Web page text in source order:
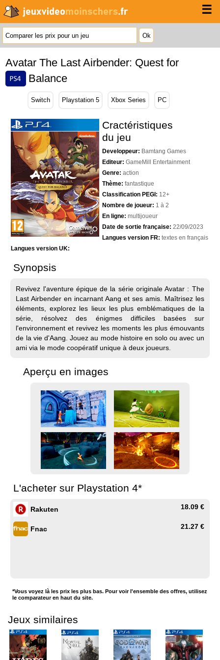
☰
Avatar The Last Airbender: Quest for
Balance
Switch Playstation 5 Xbox Series PC
Cractéristiques
du jeu
Developpeur: Bamtang Games
Editeur: GameMill Entertainment
Genre: action
Thème: fantastique
Classification PEGI: 12+
Nombre de joueur: 1 à 2
En ligne: multijoueur
Date de sortie française: 22/09/2023
Langues version FR: textes en français
Langues version UK:
Synopsis
Revivez l'aventure épique de la série originale Avatar : The
Last Airbender en incarnant Aang et ses amis. Maîtrisez les
éléments, explorez les lieux les plus emblématiques de la
série, résolvez des énigmes difficiles basées sur
l'environnement et revivez les moments les plus émouvants
de la vie d'Aang. Jouez au mode histoire en solo ou avec un
ami via le mode coopératif unique à deux joueurs.
Aperçu en images
L'acheter sur Playstation 4*
Rakuten 18.09 €
Fnac 21.27 €
*Vous voyez là les prix les plus bas. Pour voir l'ensemble des offres, utilisez
le comparateur en haut du site.
Jeux similaires